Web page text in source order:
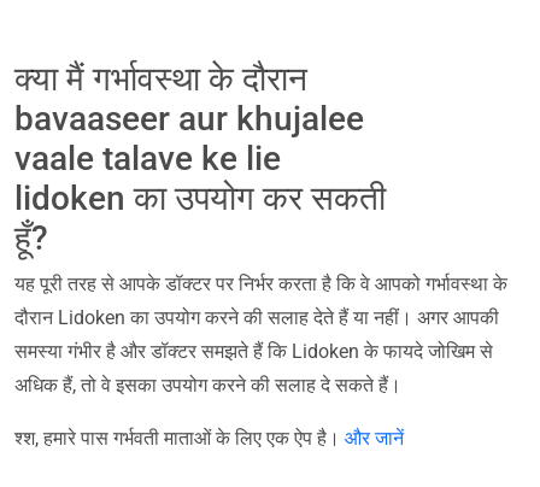
क्या मैं गर्भावस्था के दौरान
bavaaseer aur khujalee
vaale talave ke lie
lidoken का उपयोग कर सकती
हूँ?
यह पूरी तरह से आपके डॉक्टर पर निर्भर करता है कि वे आपको गर्भावस्था के
दौरान Lidoken का उपयोग करने की सलाह देते हैं या नहीं। अगर आपकी
समस्या गंभीर है और डॉक्टर समझते हैं कि Lidoken के फायदे जोखिम से
अधिक हैं, तो वे इसका उपयोग करने की सलाह दे सकते हैं।
श्श, हमारे पास गर्भवती माताओं के लिए एक ऐप है। और जानें